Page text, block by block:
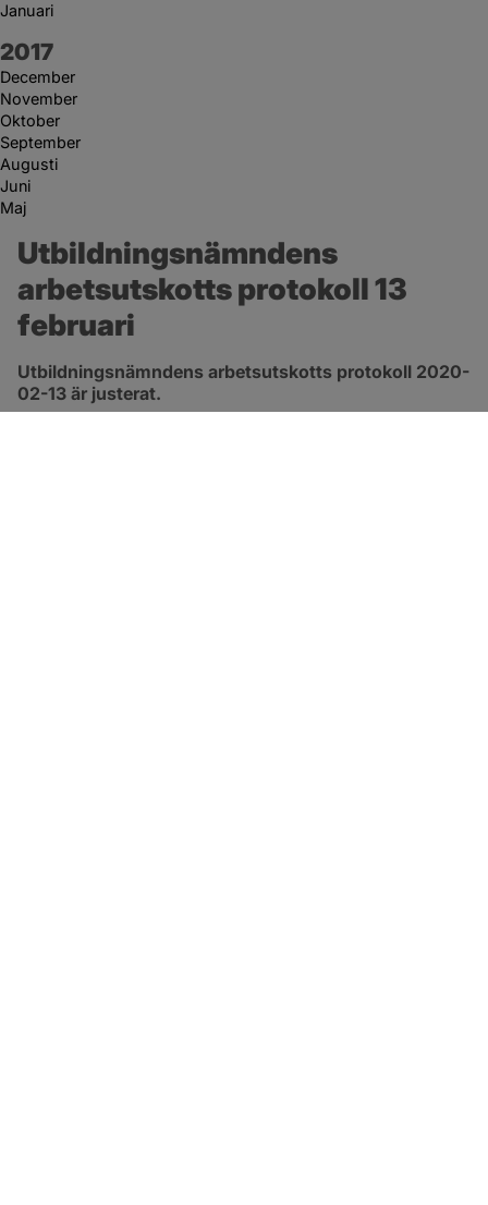
Januari
År:
2017
December
November
Oktober
September
Augusti
Juni
Maj
Utbildningsnämndens
arbetsutskotts protokoll 13
februari
Utbildningsnämndens arbetsutskotts protokoll 2020-
02-13 är justerat.